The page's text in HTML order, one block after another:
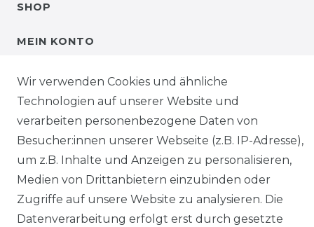
SHOP
MEIN KONTO
SERVICE
Holzenplotz
Impressum Daten­schutz­erklärung
Wir verwenden Cookies und ähnliche
Technologien auf unserer Website und
verarbeiten personenbezogene Daten von
Besucher:innen unserer Webseite (z.B. IP-Adresse),
um z.B. Inhalte und Anzeigen zu personalisieren,
Medien von Drittanbietern einzubinden oder
Zugriffe auf unsere Website zu analysieren. Die
Datenverarbeitung erfolgt erst durch gesetzte